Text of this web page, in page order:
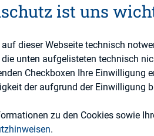
wir jetzt alle Ökos
Partei “Die
ist uns
dieser Webseite technisch
unten aufgelisteten technisch
Checkboxen Ihre Einwilligung
der aufgrund der Einwilligung
zu den Cookies sowie
.